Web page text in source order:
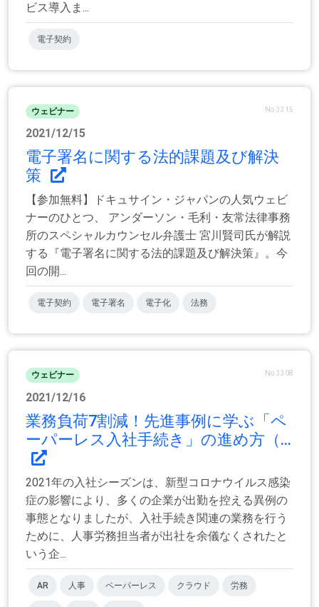
ビス導入ま...
電子契約
ウェビナー No.3315
2021/12/15
電子署名に関する法的課題及び解決
策
【参加無料】ドキュサイン・ジャパンの人気ウェビ
ナーのひとつ、 アンダーソン・毛利・友常法律事務
所のスペシャルカウンセル弁護士 宮川賢司氏が解説
する『電子署名に関する法的課題及び解決策』。今
回の開...
電子契約 電子署名 電子化 法務
ウェビナー No.3308
2021/12/16
業務負荷7割減！先進事例に学ぶ「ペ
ーパーレス入社手続き」の進め方（...
2021年の入社シーズンは、新型コロナウイルス感染
症の影響により、多くの企業が出勤を控える異例の
事態となりましたが、入社手続き関連の業務を行う
ために、人事労務担当者が出社を余儀なくされたと
いう企...
AR 人事 ペーパーレス クラウド 労務